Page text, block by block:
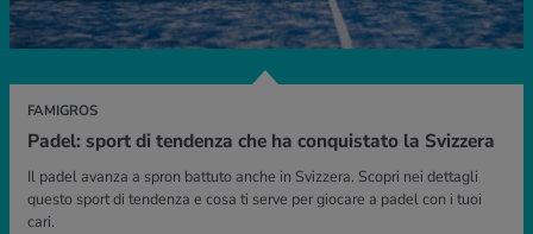
FAMIGROS
Padel: sport di tendenza che ha conquistato la Svizzera
Il padel avanza a spron battuto anche in Svizzera. Scopri nei dettagli
questo sport di tendenza e cosa ti serve per giocare a padel con i tuoi
cari.